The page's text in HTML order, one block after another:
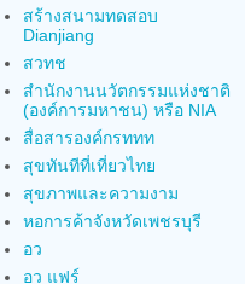
สร้างสนามทดสอบ
Dianjiang
สวทช
สำนักงานนวัตกรรมแห่งชาติ
(องค์การมหาชน) หรือ NIA
สื่อสารองค์กรททท
สุขทันทีที่เที่ยวไทย
สุขภาพและความงาม
หอการค้าจังหวัดเพชรบุรี
อว
อว แฟร์